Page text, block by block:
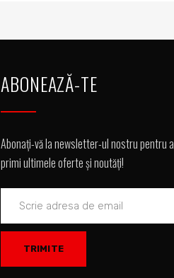
ABONEAZĂ-TE
Abonați-vă la newsletter-ul nostru pentru a
primi ultimele oferte și noutăți!